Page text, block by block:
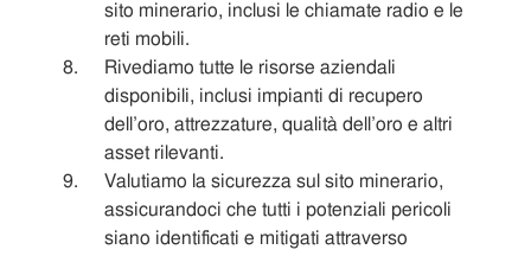
sito minerario, inclusi le chiamate radio e le
reti mobili.
Rivediamo tutte le risorse aziendali
disponibili, inclusi impianti di recupero
dell’oro, attrezzature, qualità dell’oro e altri
asset rilevanti.
Valutiamo la sicurezza sul sito minerario,
assicurandoci che tutti i potenziali pericoli
siano identificati e mitigati attraverso